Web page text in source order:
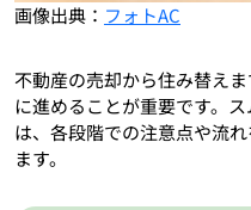
画像出典： フォトAC
不動産の売却から住み替え
に進めることが重要です。
は、各段階での注意点や流
ます。